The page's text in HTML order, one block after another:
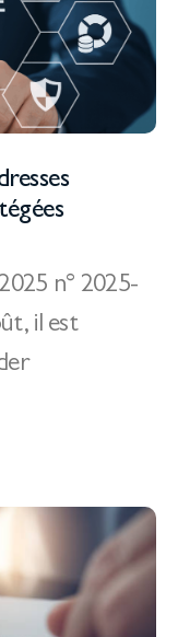
n° 2025-
il est